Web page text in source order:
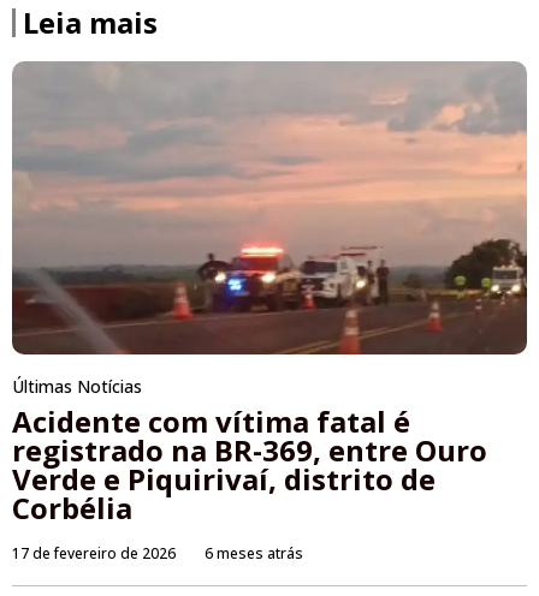
Leia mais
Últimas Notícias
Acidente com vítima fatal é
registrado na BR-369, entre Ouro
Verde e Piquirivaí, distrito de
Corbélia
17 de fevereiro de 2026 6 meses atrás